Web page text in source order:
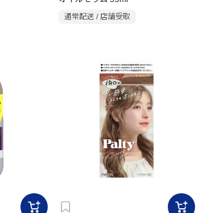
通常配送 / 店舗受取